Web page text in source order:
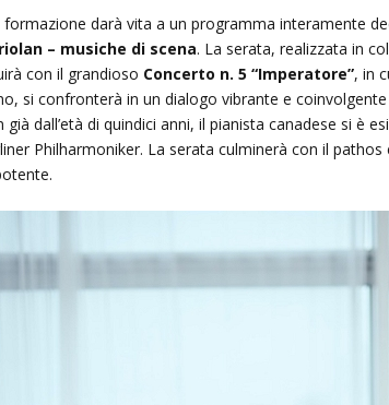
formazione darà vita a un programma interamente
– musiche di scena. La serata, realizzata in
con il grandioso Concerto n. 5 “Imperatore”, in
si confronterà in un dialogo vibrante e coinvolgente
dall’età di quindici anni, il pianista canadese si è
Philharmoniker. La serata culminerà con il